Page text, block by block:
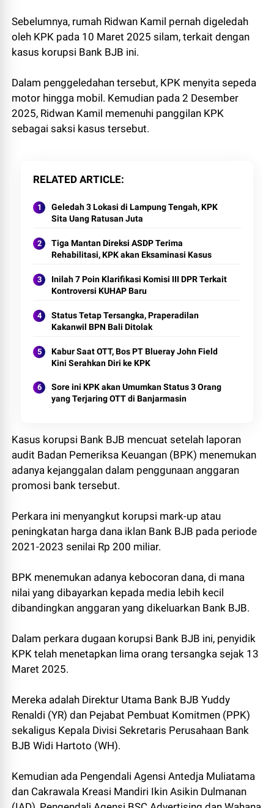
Sebelumnya, rumah Ridwan Kamil pernah digeledah
oleh KPK pada 10 Maret 2025 silam, terkait dengan
kasus korupsi Bank BJB ini.
Dalam penggeledahan tersebut, KPK menyita sepeda
motor hingga mobil. Kemudian pada 2 Desember
2025, Ridwan Kamil memenuhi panggilan KPK
sebagai saksi kasus tersebut.
RELATED ARTICLE
Geledah 3 Lokasi di Lampung Tengah, KPK
Sita Uang Ratusan Juta
Tiga Mantan Direksi ASDP Terima
Rehabilitasi, KPK akan Eksaminasi Kasus
Inilah 7 Poin Klarifikasi Komisi III DPR Terkait
Kontroversi KUHAP Baru
Status Tetap Tersangka, Praperadilan
Kakanwil BPN Bali Ditolak
Kabur Saat OTT, Bos PT Blueray John Field
Kini Serahkan Diri ke KPK
Sore ini KPK akan Umumkan Status 3 Orang
yang Terjaring OTT di Banjarmasin
Kasus korupsi Bank BJB mencuat setelah laporan
audit Badan Pemeriksa Keuangan (BPK) menemukan
adanya kejanggalan dalam penggunaan anggaran
promosi bank tersebut.
Perkara ini menyangkut korupsi mark-up atau
peningkatan harga dana iklan Bank BJB pada periode
2021-2023 senilai Rp 200 miliar.
BPK menemukan adanya kebocoran dana, di mana
nilai yang dibayarkan kepada media lebih kecil
dibandingkan anggaran yang dikeluarkan Bank BJB.
Dalam perkara dugaan korupsi Bank BJB ini, penyidik
KPK telah menetapkan lima orang tersangka sejak 13
Maret 2025.
Mereka adalah Direktur Utama Bank BJB Yuddy
Renaldi (YR) dan Pejabat Pembuat Komitmen (PPK)
sekaligus Kepala Divisi Sekretaris Perusahaan Bank
BJB Widi Hartoto (WH).
Kemudian ada Pengendali Agensi Antedja Muliatama
dan Cakrawala Kreasi Mandiri Ikin Asikin Dulmanan